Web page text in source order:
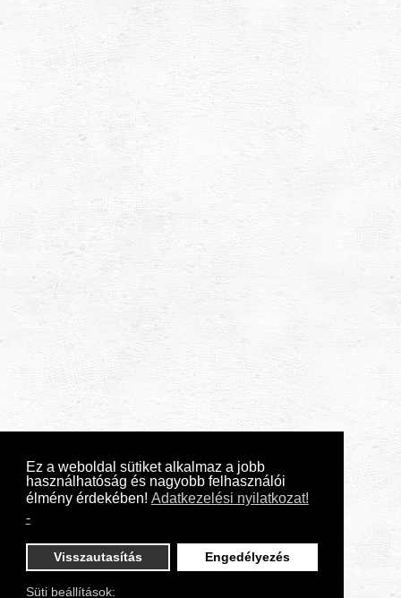
Ez a weboldal sütiket alkalmaz a jobb
használhatóság és nagyobb felhasználói
élmény érdekében! Adatkezelési nyilatkozat!
-
Visszautasítás Engedélyezés
Süti beállítások: